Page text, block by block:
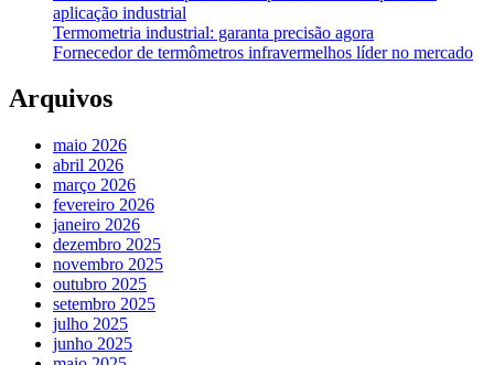
aplicação industrial
Termometria industrial: garanta precisão agora
Fornecedor de termômetros infravermelhos líder no mercado
Arquivos
maio 2026
abril 2026
março 2026
fevereiro 2026
janeiro 2026
dezembro 2025
novembro 2025
outubro 2025
setembro 2025
julho 2025
junho 2025